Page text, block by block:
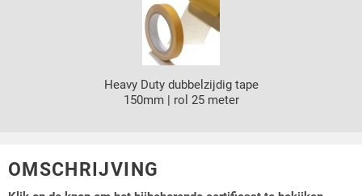
Heavy Duty dubbelzijdig tape
150mm | rol 25 meter
OMSCHRIJVING